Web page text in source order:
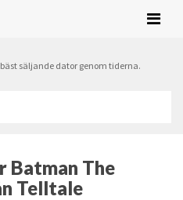
säljande dator genom tiderna.
Batman The
Telltale